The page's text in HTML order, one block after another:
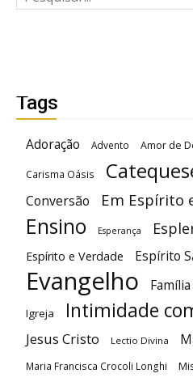
Tags
Adoração Advento Amor de
Carisma Oásis
Conversão Em Espírito
Ensino Esperança
Espírito e Verdade Espírito
Evangelho Família
Igreja Intimidade
Jesus Cristo Lectio Divina
Maria Francisca Crocoli Longhi